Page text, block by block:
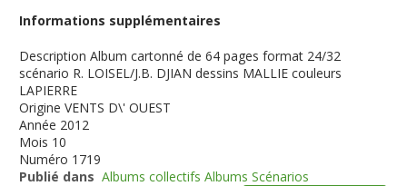
Informations supplémentaires
Description Album cartonné de 64 pages format 24/32
scénario R. LOISEL/J.B. DJIAN dessins MALLIE couleurs
LAPIERRE
Origine VENTS D\' OUEST
Année 2012
Mois 10
Numéro 1719
Publié dans Albums collectifs Albums Scénarios